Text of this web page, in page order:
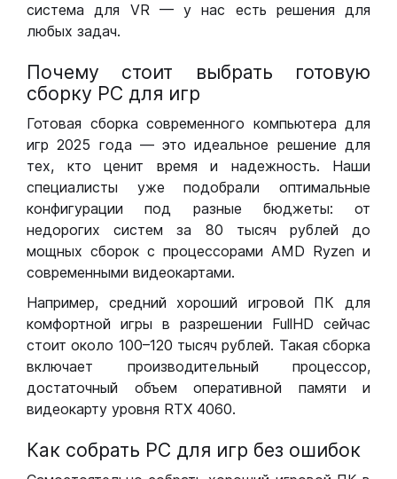
система для VR — у нас есть решения для
любых задач.
Почему стоит выбрать готовую
сборку РС для игр
Готовая сборка современного компьютера для
игр 2025 года — это идеальное решение для
тех, кто ценит время и надежность. Наши
специалисты уже подобрали оптимальные
конфигурации под разные бюджеты: от
недорогих систем за 80 тысяч рублей до
мощных сборок с процессорами AMD Ryzen и
современными видеокартами.
Например, средний хороший игровой ПК для
комфортной игры в разрешении FullHD сейчас
стоит около 100–120 тысяч рублей. Такая сборка
включает производительный процессор,
достаточный объем оперативной памяти и
видеокарту уровня RTX 4060.
Как собрать РС для игр без ошибок